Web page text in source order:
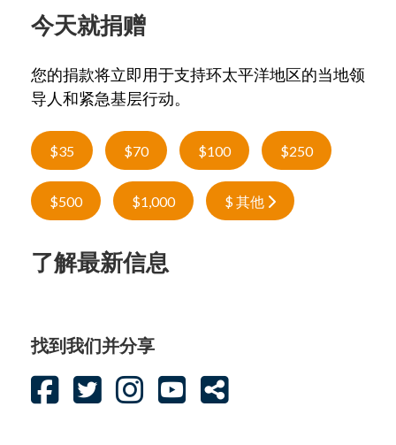
今天就捐赠
您的捐款将立即用于支持环太平洋地区的当地领
导人和紧急基层行动。
$35 $70 $100 $250
$500 $1,000 $ 其他
了解最新信息
找到我们并分享